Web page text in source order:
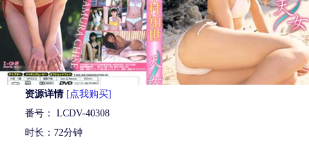
资源详情 [点我购买]
番号： LCDV-40308
时长：72分钟